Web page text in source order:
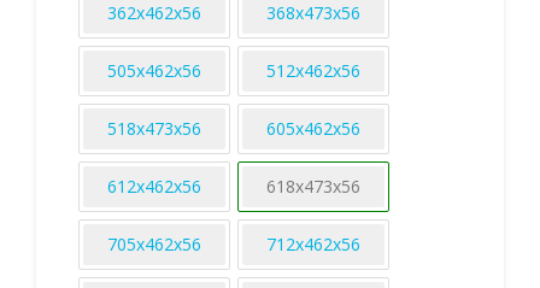
362х462х56 368х473х56
505х462х56 512х462х56
518х473х56 605х462х56
612х462х56 618х473х56
705х462х56 712х462х56